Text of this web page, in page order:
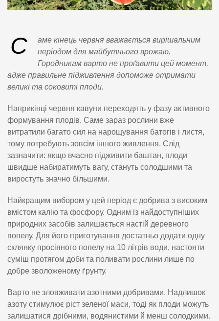
С
аме кінець червня вважається вирішальним
періодом для майбутнього врожаю.
Городникам варто не проґавити цей момент,
адже правильне підживлення допоможе отримати
великі та соковиті плоди.
Наприкінці червня кавуни переходять у фазу активного
формування плодів. Саме зараз рослини вже
витратили багато сил на нарощування батогів і листя,
тому потребують зовсім іншого живлення. Слід
зазначити: якщо вчасно підживити баштан, плоди
швидше набиратимуть вагу, стануть солодшими та
виростуть значно більшими.
Найкращим вибором у цей період є добрива з високим
вмістом калію та фосфору. Одним із найдоступніших
природних засобів залишається настій деревного
попелу. Для його приготування достатньо додати одну
склянку просіяного попелу на 10 літрів води, настояти
суміш протягом доби та поливати рослини лише по
добре зволоженому ґрунту.
Варто не зловживати азотними добривами. Надлишок
азоту стимулює ріст зеленої маси, тоді як плоди можуть
залишатися дрібними, водянистими й менш солодкими.